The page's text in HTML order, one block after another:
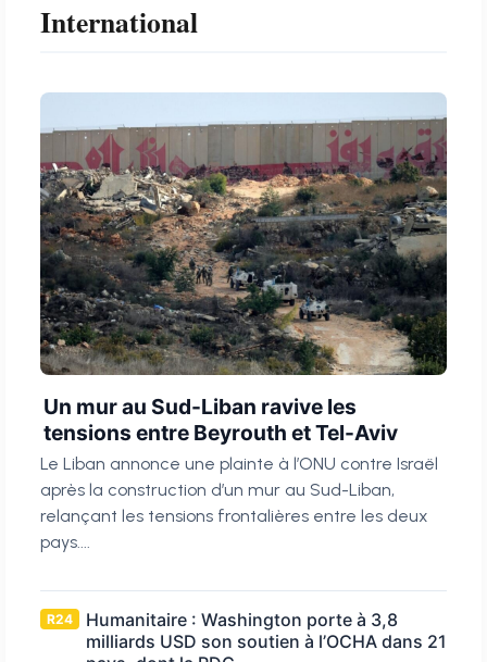
International
Un mur au Sud-Liban ravive les
tensions entre Beyrouth et Tel-Aviv
Le Liban annonce une plainte à l’ONU contre Israël
après la construction d’un mur au Sud-Liban,
relançant les tensions frontalières entre les deux
pays....
R24
Humanitaire : Washington porte à 3,8
milliards USD son soutien à l’OCHA dans 21